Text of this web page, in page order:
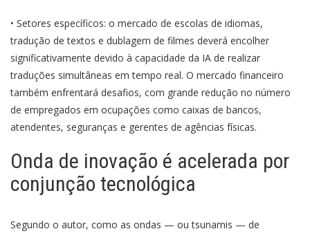
• Setores específicos: o mercado de escolas de idiomas,
tradução de textos e dublagem de filmes deverá encolher
significativamente devido à capacidade da IA de realizar
traduções simultâneas em tempo real. O mercado financeiro
também enfrentará desafios, com grande redução no número
de empregados em ocupações como caixas de bancos,
atendentes, seguranças e gerentes de agências físicas.
Onda de inovação é acelerada por
conjunção tecnológica
Segundo o autor, como as ondas — ou tsunamis — de